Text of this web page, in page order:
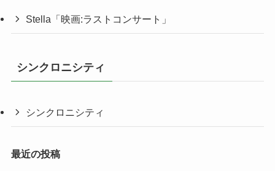
Stella「映画:ラストコンサート」
シンクロニシティ
シンクロニシティ
最近の投稿